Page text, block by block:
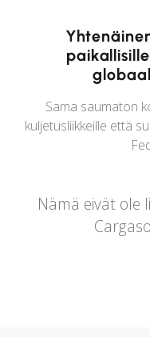
Sama saumaton
kuljetusliikkeille että
Nämä eivät ole